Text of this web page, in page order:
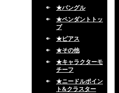
★バングル
★ペンダントトッ
プ
★ピアス
★その他
★キャラクターモ
チーフ
★ニードルポイン
ト&クラスター